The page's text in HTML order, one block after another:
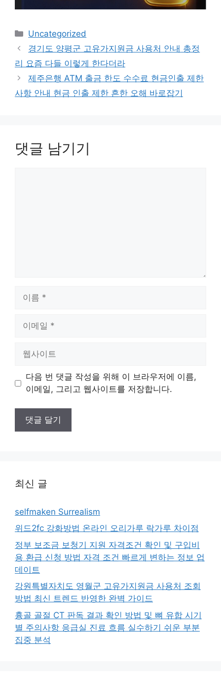
카
테
리
Uncategorized
경기도 양평군 고유가지원금 사용처 안내 총정
리 요즘 다들 이렇게 한다더라
제주은행 ATM 출금 한도 수수료 현금인출 제한
사항 안내 현금 인출 제한 흔한 오해 바로잡기
댓글 남기기
트
다음 번 댓글 작성을 위해 이 브라우저에 이름,
이메일, 그리고 웹사이트를 저장합니다.
최신 글
selfmaken Surrealism
위드2fc 강화방법 온라인 오리가루 락가루 차이점
정부 보조금 보청기 지원 자격조건 확인 및 구입비
용 환급 신청 방법 자격 조건 빠르게 변하는 정보 업
데이트
강원특별자치도 영월군 고유가지원금 사용처 조회
방법 최신 트렌드 반영한 완벽 가이드
흉골 골절 CT 판독 결과 확인 방법 및 뼈 유합 시기
별 주의사항 응급실 진료 흐름 실수하기 쉬운 부분
집중 분석